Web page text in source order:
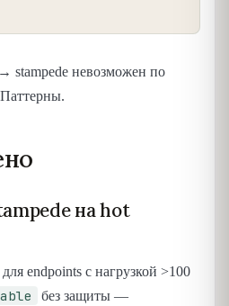
stampede невозможен по
на hot
для endpoints с нагрузкой >100
без защиты —